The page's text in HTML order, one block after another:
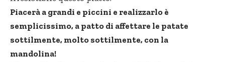
Piacerà a grandi e piccini e realizzarlo è
semplicissimo, a patto di affettare le patate
sottilmente, molto sottilmente, con la
mandolina!